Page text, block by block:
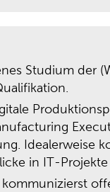
Studium der
Idealerweise
in IT-